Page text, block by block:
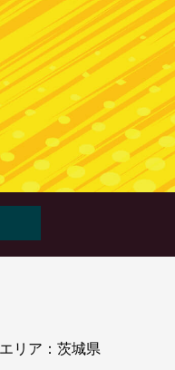
リア：茨城県